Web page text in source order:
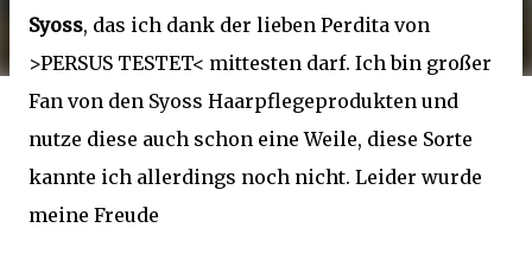
Syoss, das ich dank der lieben Perdita von
>PERSUS TESTET< mittesten darf. Ich bin großer
Fan von den Syoss Haarpflegeprodukten und
nutze diese auch schon eine Weile, diese Sorte
kannte ich allerdings noch nicht. Leider wurde
meine Freude